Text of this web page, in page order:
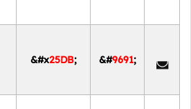
◛
&#9691;
&#x25DB;